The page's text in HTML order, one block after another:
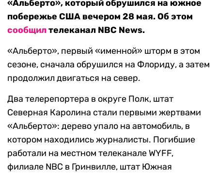
«Альберто», который обрушился на южное
побережье США вечером 28 мая. Об этом
сообщилтелеканал NBC News.
«Альберто», первый «именной» шторм в этом
сезоне, сначала обрушился на Флориду, а затем
продолжил двигаться на север.
Два телерепортера в округе Полк, штат
Северная Каролина стали первыми жертвами
«Альберто»: дерево упало на автомобиль, в
котором находились журналисты. Погибшие
работали на местном телеканале WYFF,
филиале NBC в Гринвилле, штат Южная